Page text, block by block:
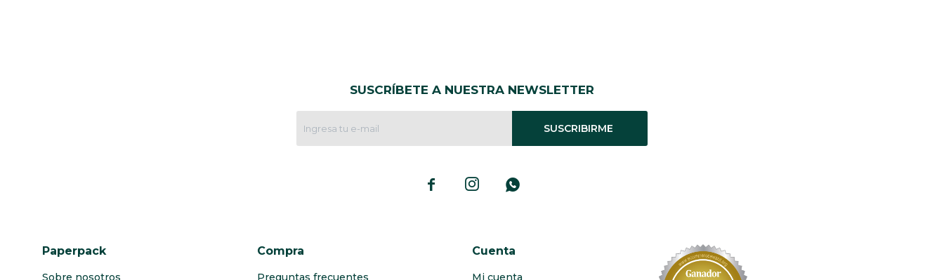
SUSCRÍBETE A NUESTRA NEWSLETTER
SUSCRIBIRME
  
Paperpack
Sobre nosotros
Compra
Preguntas frecuentes
Cuenta
Mi cuenta